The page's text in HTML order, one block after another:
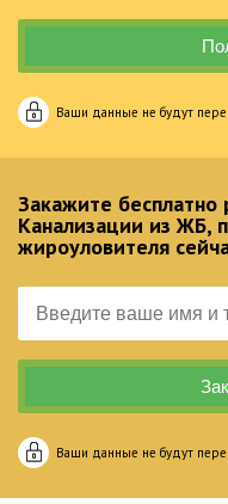
Ваши данные не будут
Закажите бесплатно
Канализации из ЖБ,
жироуловителя
Ваши данные не будут